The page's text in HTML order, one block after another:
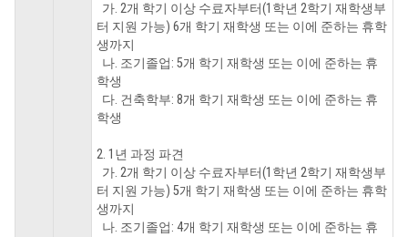
가. 2개 학기 이상 수료자부터(1학년 2학기 재학생부
터 지원 가능) 6개 학기 재학생 또는 이에 준하는 휴학
생까지
나. 조기졸업: 5개 학기 재학생 또는 이에 준하는 휴
학생
다. 건축학부: 8개 학기 재학생 또는 이에 준하는 휴
학생
2. 1년 과정 파견
가. 2개 학기 이상 수료자부터(1학년 2학기 재학생부
터 지원 가능) 5개 학기 재학생 또는 이에 준하는 휴학
생까지
나. 조기졸업: 4개 학기 재학생 또는 이에 준하는 휴